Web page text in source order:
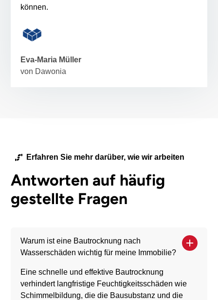
können.
Eva-Maria Müller
von Dawonia
Erfahren Sie mehr darüber, wie wir arbeiten
Antworten auf häufig
gestellte Fragen
Warum ist eine Bautrocknung nach
Wasserschäden wichtig für meine Immobilie?
Eine schnelle und effektive Bautrocknung
verhindert langfristige Feuchtigkeitsschäden wie
Schimmelbildung, die die Bausubstanz und die